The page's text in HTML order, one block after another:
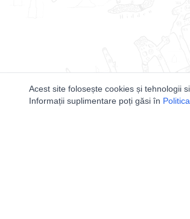
Acest site folosește cookies și tehnologii
Informații suplimentare poți găsi în